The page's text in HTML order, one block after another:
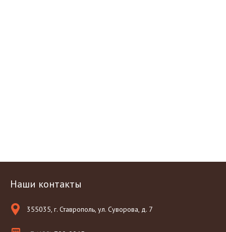
Наши контакты
355035, г. Ставрополь, ул. Суворова, д. 7